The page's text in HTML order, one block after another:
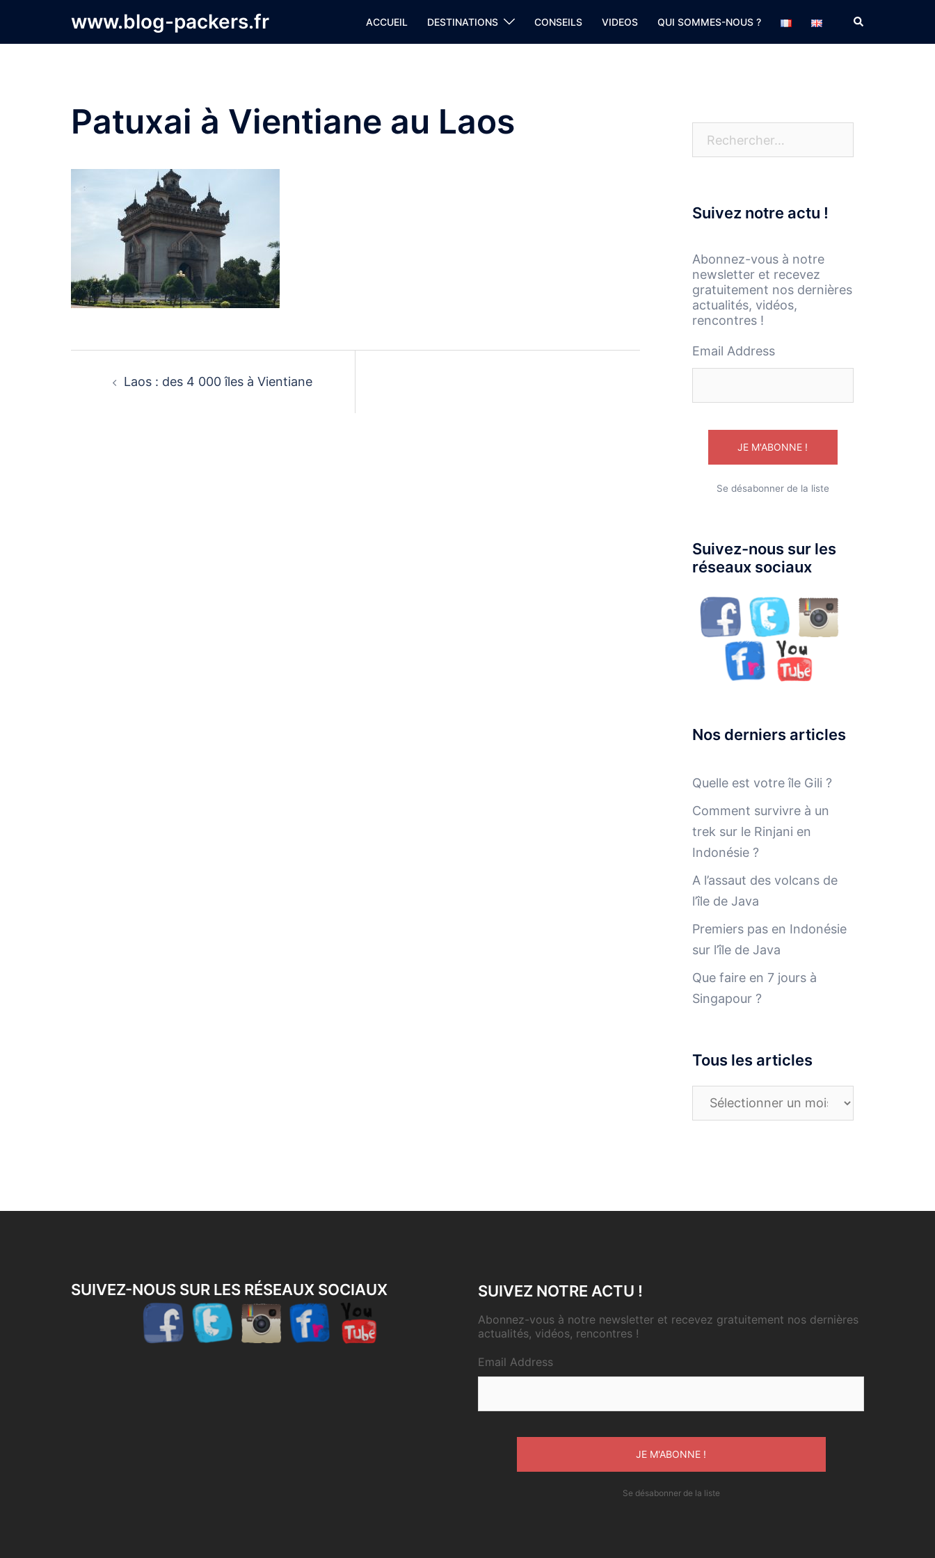
www.blog-packers.fr ACCUEIL DESTINATIONS CONSEILS VIDEOS QUI SOMMES-NOUS ? Rechercher
Patuxai à Vientiane au Laos
d’articleLaos : des 4 000 îles à Vientiane
Suivez notre actu !
Abonnez-vous à notre
newsletter et recevez
gratuitement nos dernières
actualités, vidéos,
rencontres !
Email Address
Se désabonner de la liste
Suivez-nous sur les
réseaux sociaux
Nos derniers articles
Quelle est votre île Gili ?
Comment survivre à un
trek sur le Rinjani en
Indonésie ?
A l’assaut des volcans de
l’île de Java
Premiers pas en Indonésie
sur l’île de Java
Que faire en 7 jours à
Singapour ?
Tous les articles
Tous
SUIVEZ-NOUS SUR LES RÉSEAUX SOCIAUX SUIVEZ NOTRE ACTU !
Abonnez-vous à notre newsletter et recevez gratuitement nos dernières
actualités, vidéos, rencontres !
Email Address
Se désabonner de la liste